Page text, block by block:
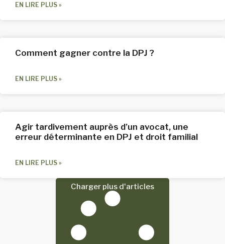
EN LIRE PLUS »
Comment gagner contre la DPJ ?
EN LIRE PLUS »
Agir tardivement auprès d’un avocat, une
erreur déterminante en DPJ et droit familial
EN LIRE PLUS »
Charger plus d'articles